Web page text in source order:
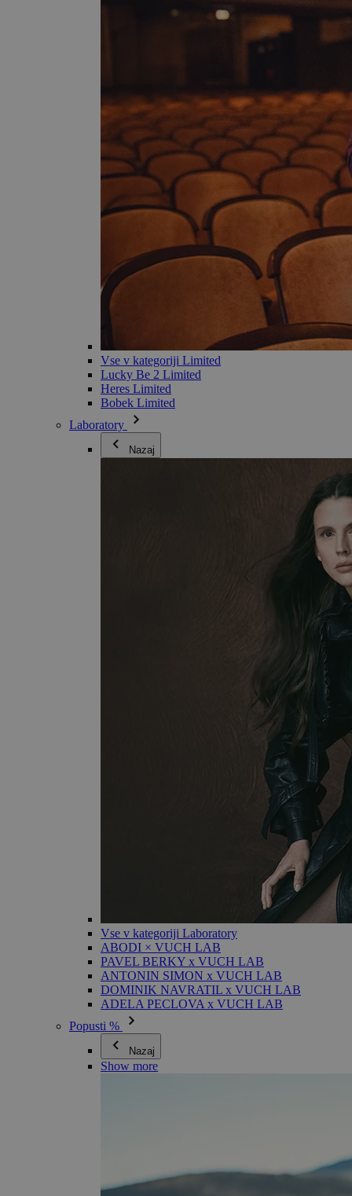
Vse v kategoriji Limited
Lucky Be 2 Limited
Heres Limited
Bobek Limited
Laboratory
Nazaj
Vse v kategoriji Laboratory
ABODI × VUCH LAB
PAVEL BERKY x VUCH LAB
ANTONIN SIMON x VUCH LAB
DOMINIK NAVRATIL x VUCH LAB
ADELA PECLOVA x VUCH LAB
Popusti %
Nazaj
Show more